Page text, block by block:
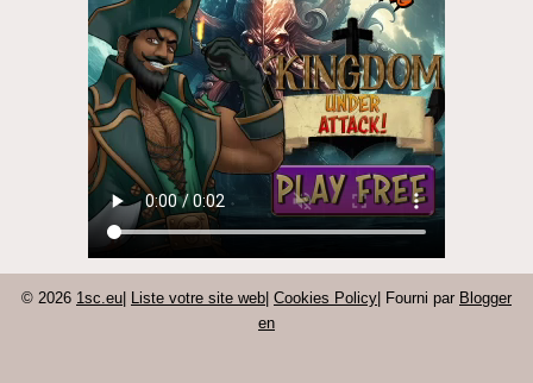
© 2026 1sc.eu Liste votre site web Cookies Policy | Fourni par Blogger
en